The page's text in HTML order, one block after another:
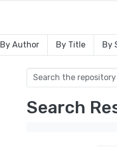
By Author By Title By
Search